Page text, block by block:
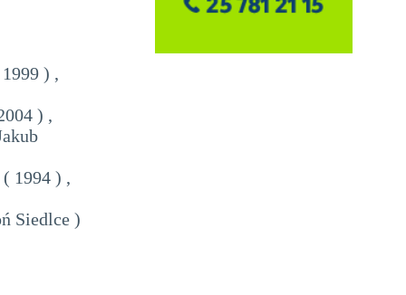
) ,
) ,
1994 ) ,
Siedlce )